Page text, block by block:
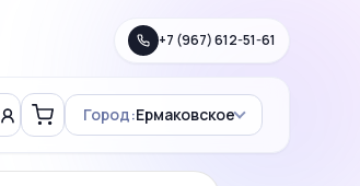
+7 (967) 612-51-61
ВходКорзинаГород:Ермаковское